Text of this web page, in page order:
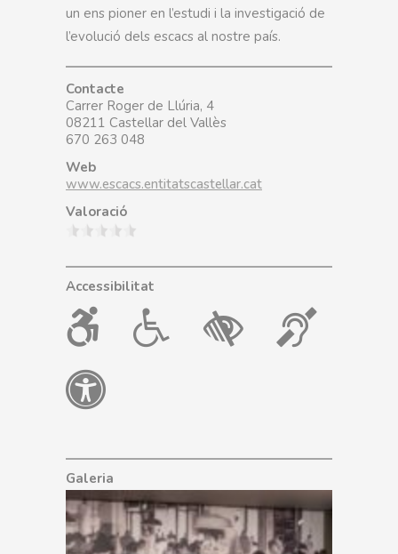
un ens pioner en l’estudi i la investigació de
l’evolució dels escacs al nostre país.
Contacte
Carrer Roger de Llúria, 4
08211 Castellar del Vallès
670 263 048
Web
www.escacs.entitatscastellar.cat
Valoració
Accessibilitat
Galeria